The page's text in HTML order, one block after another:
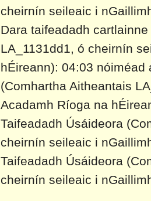
cheirnín seileaic i
Dara taifeadadh
LA_1131dd1, ó cheirnín
hÉireann): 04:03
(Comhartha Aitheantais
Acadamh Ríoga na
Taifeadadh Úsáideora
cheirnín seileaic i
Taifeadadh Úsáideora
cheirnín seileaic i